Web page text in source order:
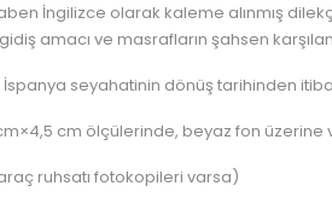
İngilizce olarak kaleme alınmış
gidiş amacı ve masrafların şahsen
seyahatinin dönüş tarihinden
cm ölçülerinde, beyaz fon üzerine
ruhsatı fotokopileri varsa)